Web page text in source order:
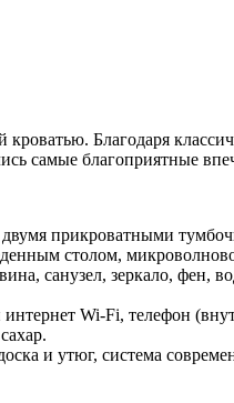
Благодаря
самые благоприятные
прикроватными
столом,
санузел, зеркало,
Wi-Fi, телефон
и утюг, система